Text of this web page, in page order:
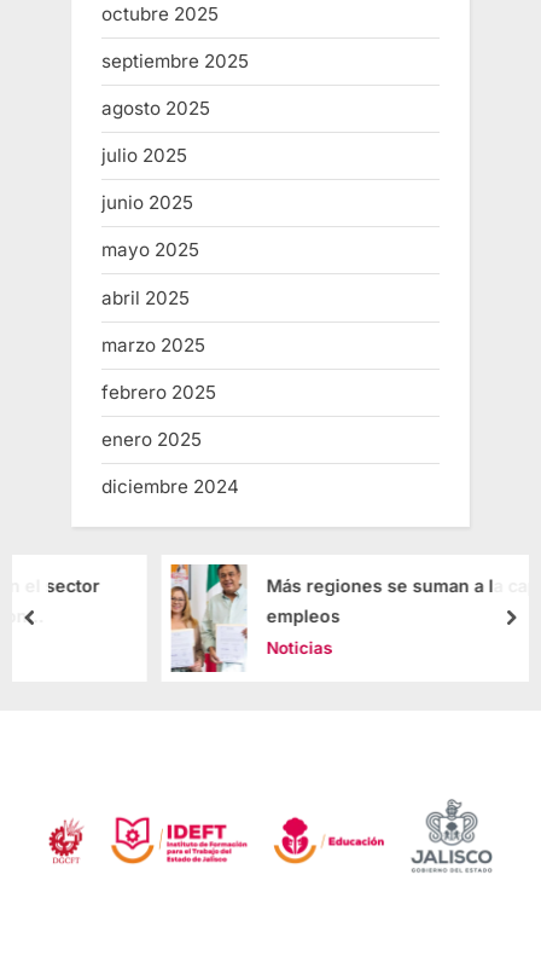
octubre 2025
septiembre 2025
agosto 2025
julio 2025
junio 2025
mayo 2025
abril 2025
marzo 2025
febrero 2025
enero 2025
diciembre 2024
Más regiones se suman a la capacitación de
empleos
Noticias